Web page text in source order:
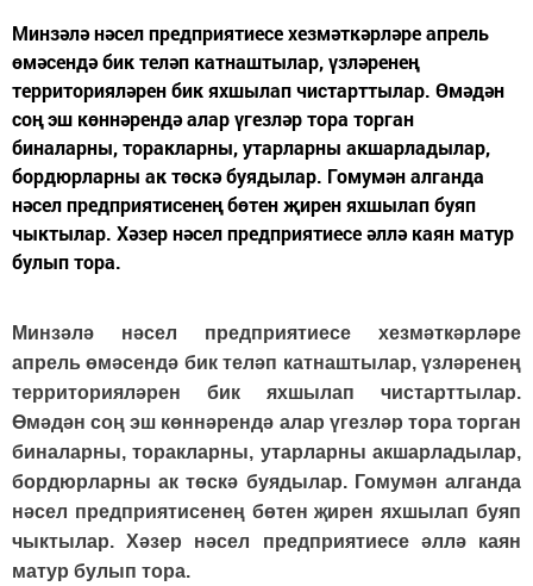
Минзәлә нәсел предприятиесе хезмәткәрләре апрель
өмәсендә бик теләп катнаштылар, үзләренең
территорияләрен бик яхшылап чистарттылар. Өмәдән
соң эш көннәрендә алар үгезләр тора торган
биналарны, торакларны, утарларны акшарладылар,
бордюрларны ак төскә буядылар. Гомумән алганда
нәсел предприятисенең бөтен җирен яхшылап буяп
чыктылар. Хәзер нәсел предприятиесе әллә каян матур
булып тора.
Минзәлә нәсел предприятиесе хезмәткәрләре
апрель өмәсендә бик теләп катнаштылар, үзләренең
территорияләрен бик яхшылап чистарттылар.
Өмәдән соң эш көннәрендә алар үгезләр тора торган
биналарны, торакларны, утарларны акшарладылар,
бордюрларны ак төскә буядылар. Гомумән алганда
нәсел предприятисенең бөтен җирен яхшылап буяп
чыктылар. Хәзер нәсел предприятиесе әллә каян
матур булып тора.